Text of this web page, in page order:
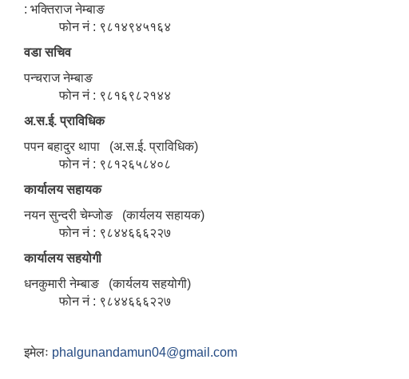
: भक्तिराज नेम्बाङ
फोन नं : ९८१४९४५१६४
वडा सचिव
पन्चराज नेम्बाङ
फोन नं : ९८१६९८२१४४
अ.स.ई. प्राविधिक
पपन बहादुर थापा (अ.स.ई. प्राविधिक)
फोन नं : ९८१२६५८४०८
कार्यालय सहायक
नयन सुन्दरी चेम्जोङ (कार्यलय सहायक)
फोन नं : ९८४४६६६२२७
कार्यालय सहयोगी
धनकुमारी नेम्बाङ (कार्यलय सहयोगी)
फोन नं : ९८४४६६६२२७
इमेलः phalgunandamun04@gmail.com